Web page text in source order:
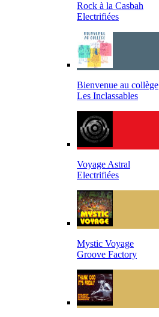
Rock à la Casbah
Electrifiées
Bienvenue au collège
Les Inclassables
Voyage Astral
Electrifiées
Mystic Voyage
Groove Factory